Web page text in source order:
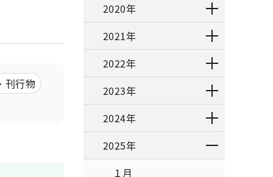
刊行物
2020年
2021年
2022年
2023年
2024年
2025年
１月